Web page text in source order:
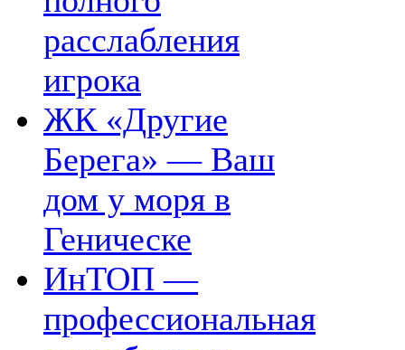
расслабления
игрока
ЖК «Другие
Берега» — Ваш
дом у моря в
Геническе
ИнТОП —
профессиональная